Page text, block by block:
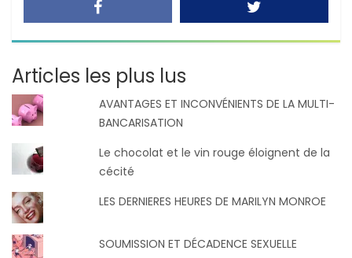
Articles les plus lus
AVANTAGES ET INCONVÉNIENTS DE LA MULTI-
BANCARISATION
Le chocolat et le vin rouge éloignent de la
cécité
LES DERNIERES HEURES DE MARILYN MONROE
SOUMISSION ET DÉCADENCE SEXUELLE